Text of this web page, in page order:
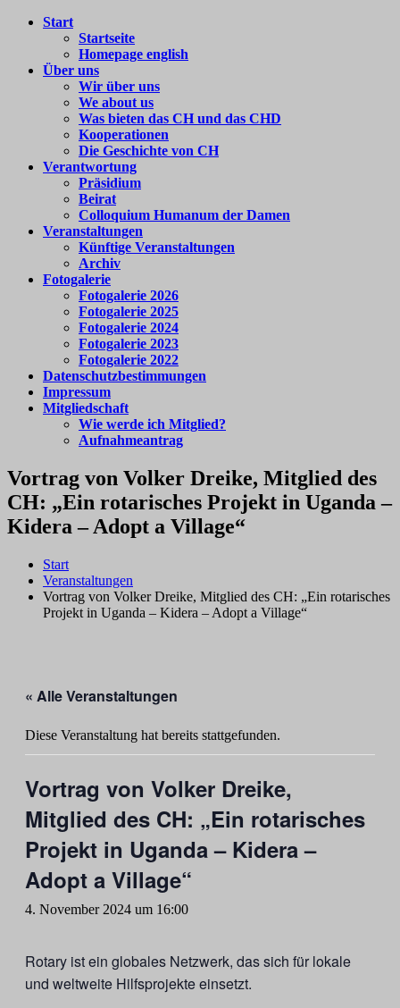
Zum
Colloquium
Humanum
e.V.
internationale
Begegnung
Start
Startseite
Homepage english
Über uns
Wir über uns
We about us
Was bieten das CH und das CHD
Kooperationen
Die Geschichte von CH
Verantwortung
Präsidium
Beirat
Colloquium Humanum der Damen
Veranstaltungen
Künftige Veranstaltungen
Archiv
Fotogalerie
Fotogalerie 2026
Fotogalerie 2025
Fotogalerie 2024
Fotogalerie 2023
Fotogalerie 2022
Datenschutzbestimmungen
Impressum
Mitgliedschaft
Wie werde ich Mitglied?
Aufnahmeantrag
Vortrag von Volker Dreike, Mitglied des
CH: „Ein rotarisches Projekt in Uganda –
Kidera – Adopt a Village“
Start
Veranstaltungen
Vortrag von Volker Dreike, Mitglied des CH: „Ein rotarisches
Projekt in Uganda – Kidera – Adopt a Village“
« Alle Veranstaltungen
Diese Veranstaltung hat bereits stattgefunden.
Vortrag von Volker Dreike,
Mitglied des CH: „Ein rotarisches
Projekt in Uganda – Kidera –
Adopt a Village“
4. November 2024 um 16:00
Rotary ist ein globales Netzwerk, das sich für lokale
und weltweite Hilfsprojekte einsetzt.